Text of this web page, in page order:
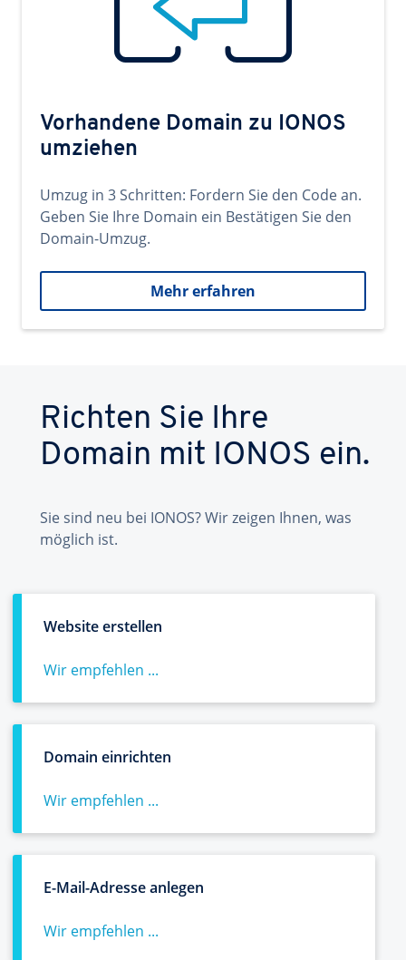
Vorhandene Domain zu IONOS
umziehen
Umzug in 3 Schritten: Fordern Sie den Code an.
Geben Sie Ihre Domain ein Bestätigen Sie den
Domain-Umzug.
Mehr erfahren
Richten Sie Ihre
Domain mit IONOS ein.
Sie sind neu bei IONOS? Wir zeigen Ihnen, was
möglich ist.
Website erstellen
Wir empfehlen ...
Domain einrichten
Wir empfehlen ...
E-Mail-Adresse anlegen
Wir empfehlen ...